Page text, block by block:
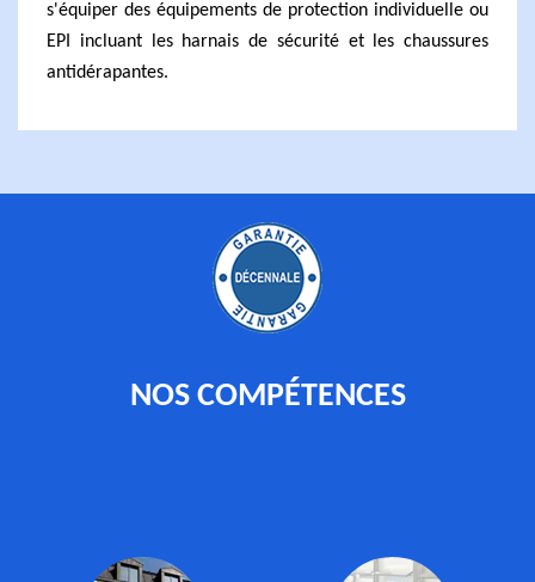
s'équiper des équipements de protection individuelle ou
EPI incluant les harnais de sécurité et les chaussures
antidérapantes.
NOS COMPÉTENCES